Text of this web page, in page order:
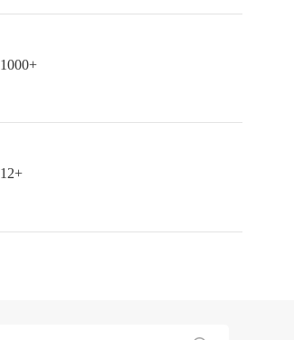
1000+
12+